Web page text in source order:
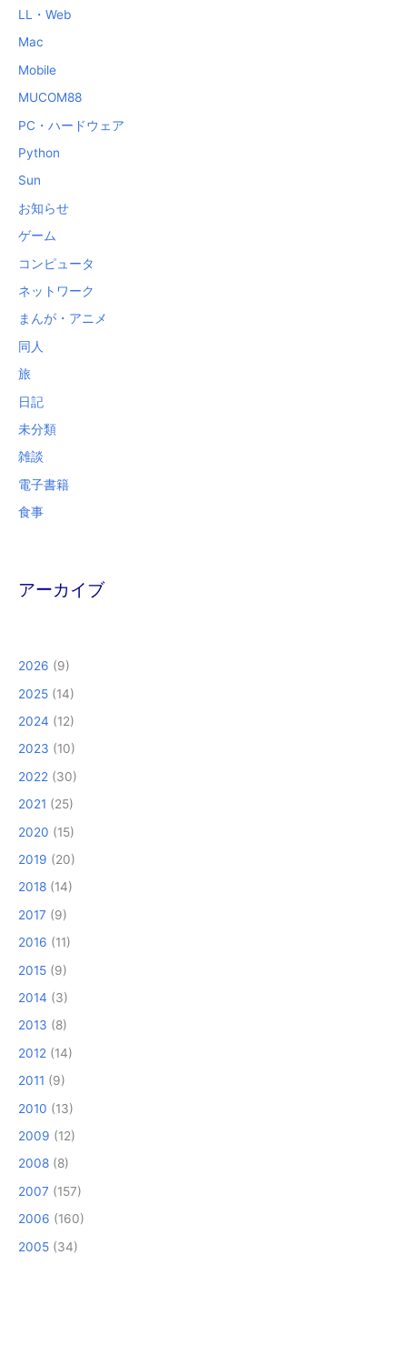
LL・Web
Mac
Mobile
MUCOM88
PC・ハードウェア
Python
Sun
お知らせ
ゲーム
コンピュータ
ネットワーク
まんが・アニメ
同人
旅
日記
未分類
雑談
電子書籍
食事
アーカイブ
2026 (9)
2025 (14)
2024 (12)
2023 (10)
2022 (30)
2021 (25)
2020 (15)
2019 (20)
2018 (14)
2017 (9)
2016 (11)
2015 (9)
2014 (3)
2013 (8)
2012 (14)
2011 (9)
2010 (13)
2009 (12)
2008 (8)
2007 (157)
2006 (160)
2005 (34)